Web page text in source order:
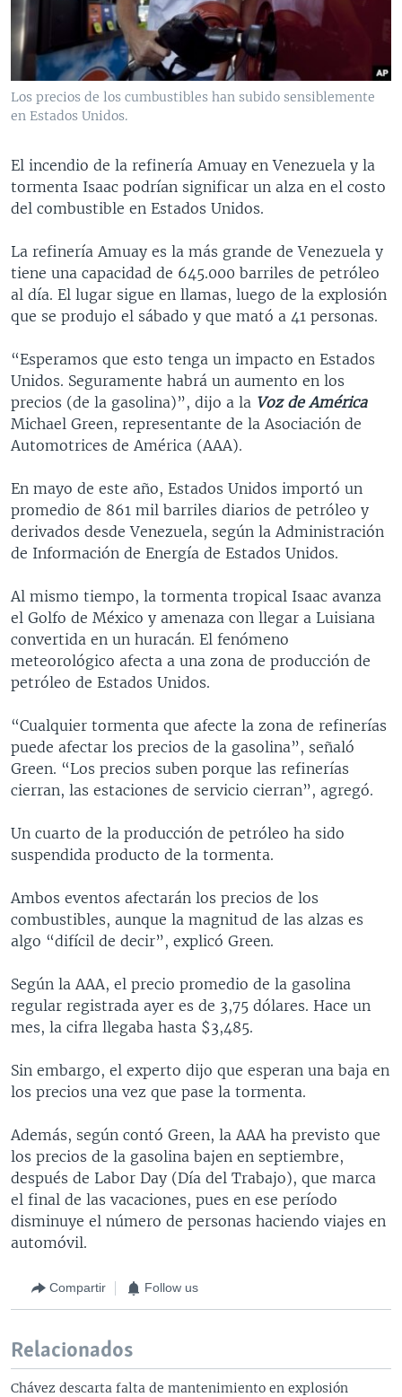
VENEZUELA
BRASIL
NICARAGUA
ECONOMÍA
ENTRETENIMIENTO Y CULTURA
TECNOLOGÍA
DEPORTES
MULTIMEDIA
VIDEOS
FOTOGRAFÍA
AUDIOS
PROGRAMAS TV
EL MUNDO AL DÍA
FORO INTERAMERICANO
PANORAMA
RADIO
AVANCE INFORMATIVO
BUENOS DÍAS AMÉRICA
ESTADOS UNIDOS AL DÍA
EL MUNDO AL DÍA [RADIO]
FORO [RADIO]
DEPORTIVO INTERNACIONAL
ENTRETENIMIENTO
DIRECT
Learning English
Idiomas
Los precios de los cumbustibles han subido sensiblemente
en Estados Unidos.
El incendio de la refinería Amuay en Venezuela y la
tormenta Isaac podrían significar un alza en el costo
del combustible en Estados Unidos.
La refinería Amuay es la más grande de Venezuela y
tiene una capacidad de 645.000 barriles de petróleo
al día. El lugar sigue en llamas, luego de la explosión
que se produjo el sábado y que mató a 41 personas.
“Esperamos que esto tenga un impacto en Estados
Unidos. Seguramente habrá un aumento en los
precios (de la gasolina)”, dijo a la Voz de América
Michael Green, representante de la Asociación de
Automotrices de América (AAA).
En mayo de este año, Estados Unidos importó un
promedio de 861 mil barriles diarios de petróleo y
derivados desde Venezuela, según la Administración
de Información de Energía de Estados Unidos.
Al mismo tiempo, la tormenta tropical Isaac avanza
el Golfo de México y amenaza con llegar a Luisiana
convertida en un huracán. El fenómeno
meteorológico afecta a una zona de producción de
petróleo de Estados Unidos.
“Cualquier tormenta que afecte la zona de refinerías
puede afectar los precios de la gasolina”, señaló
Green. “Los precios suben porque las refinerías
cierran, las estaciones de servicio cierran”, agregó.
Un cuarto de la producción de petróleo ha sido
suspendida producto de la tormenta.
Ambos eventos afectarán los precios de los
combustibles, aunque la magnitud de las alzas es
algo “difícil de decir”, explicó Green.
Según la AAA, el precio promedio de la gasolina
regular registrada ayer es de 3,75 dólares. Hace un
mes, la cifra llegaba hasta $3,485.
Sin embargo, el experto dijo que esperan una baja en
los precios una vez que pase la tormenta.
Además, según contó Green, la AAA ha previsto que
los precios de la gasolina bajen en septiembre,
después de Labor Day (Día del Trabajo), que marca
el final de las vacaciones, pues en ese período
disminuye el número de personas haciendo viajes en
automóvil.
Compartir Follow us
Relacionados
Chávez descarta falta de mantenimiento en explosión